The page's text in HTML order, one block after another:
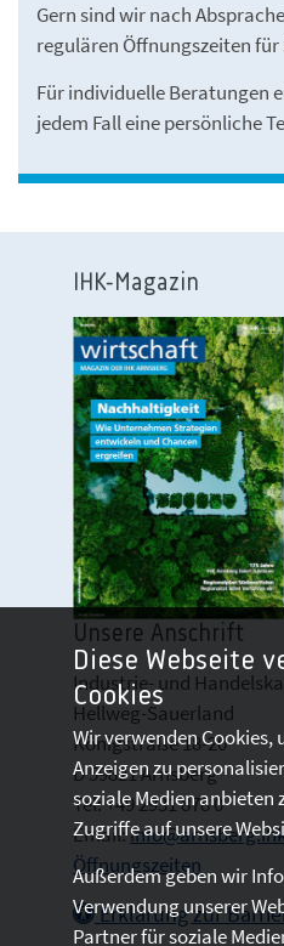
Gern sind wir nach
regulären Öffnungszeiten für
Für individuelle Beratungen
jedem Fall eine persönliche
IHK-Magazin
Unsere Anschrift
Industrie- und
Hellweg-Sauerland
Königstraße 18-20
D 59821 Arnsberg
Tel: +49 2931 878 0
Email:
Öffnungszeiten
Erklärung zur
Diese Webseite
Cookies
Wir verwenden Cookies,
Anzeigen zu
soziale Medien anbieten
Zugriffe auf unsere
Außerdem geben wir
Verwendung unserer
Partner für soziale